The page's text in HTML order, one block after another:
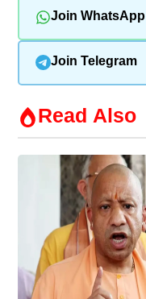
Join WhatsApp
Join Telegram
Read Also